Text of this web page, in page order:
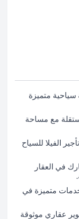
متميزة
مع مساحة
الفيلا للسياح
في العقار
متميزة في
عقاري موثوقة